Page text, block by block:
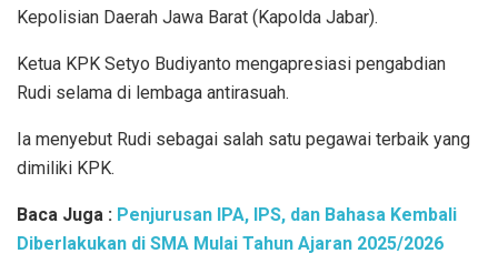
Kepolisian Daerah Jawa Barat (Kapolda Jabar).
Ketua KPK Setyo Budiyanto mengapresiasi pengabdian
Rudi selama di lembaga antirasuah.
Ia menyebut Rudi sebagai salah satu pegawai terbaik yang
dimiliki KPK.
Baca Juga : Penjurusan IPA, IPS, dan Bahasa Kembali
Diberlakukan di SMA Mulai Tahun Ajaran 2025/2026